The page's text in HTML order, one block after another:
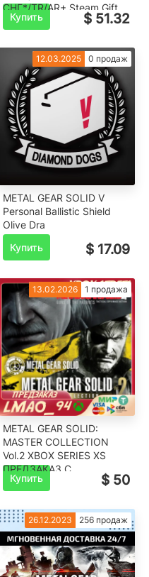
СНГ*/TR/AR+ Steam Gift
Купить $ 51.32
12.03.2025 0 продаж
METAL GEAR SOLID V
Personal Ballistic Shield
Olive Dra
Купить
$ 17.09
13.02.2026 1 продажа
METAL GEAR SOLID:
MASTER COLLECTION
Vol.2 XBOX SERIES XS
ПРЕДЗАКАЗ С
БОНУСАМИ
Купить $ 50
26.12.2023 256 продаж